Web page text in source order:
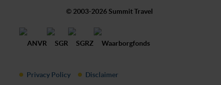
© 2003-2026 Summit Travel
Privacy Policy Disclaimer